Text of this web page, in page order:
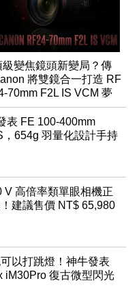
級變焦鏡頭新變局？傳
將雙鏡合一打造 RF
70mm F2L IS VCM 夢
規格
表 FE 100-400mm
，654g 羽量化設計手持
V 高倍率類單眼相機正
建議售價 NT$ 65,980
以打跳燈！神牛發表
iM30Pro 復古微型閃光